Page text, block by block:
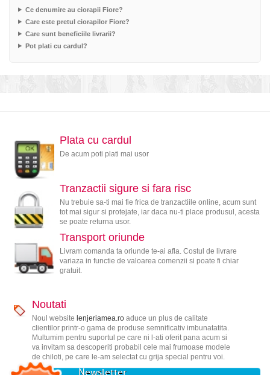
Ce denumire au ciorapii Fiore?
Care este pretul ciorapilor Fiore?
Care sunt beneficiile livrarii?
Pot plati cu cardul?
Plata cu cardul
De acum poti plati mai usor
Tranzactii sigure si fara risc
Nu trebuie sa-ti mai fie frica de tranzactiile online, acum sunt
tot mai sigur si protejate, iar daca nu-ti place produsul, acesta
se poate returna usor.
Transport oriunde
Livram comanda ta oriunde te-ai afla. Costul de livrare
variaza in functie de valoarea comenzii si poate fi chiar
gratuit.
Noutati
Noul website lenjeriamea.roaduce un plus de calitate
clientilor printr-o gama de produse semnificativ imbunatatita.
Multumim pentru suportul pe care ni l-ati oferit pana acum si
va invitam sa descoperiti probabil cele mai frumoase modele
de chiloti, pe care le-am selectat cu grija special pentru voi.
Newsletter